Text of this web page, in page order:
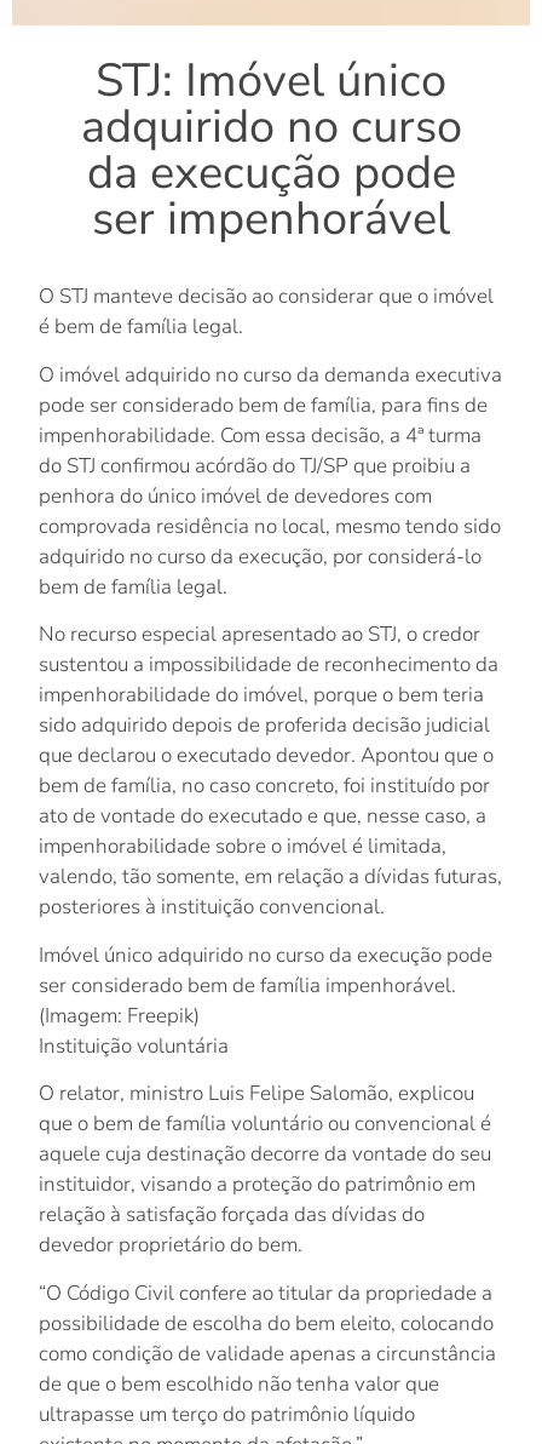
STJ: Imóvel único
adquirido no curso
da execução pode
ser impenhorável
O STJ manteve decisão ao considerar que o imóvel
é bem de família legal.
O imóvel adquirido no curso da demanda executiva
pode ser considerado bem de família, para fins de
impenhorabilidade. Com essa decisão, a 4ª turma
do STJ confirmou acórdão do TJ/SP que proibiu a
penhora do único imóvel de devedores com
comprovada residência no local, mesmo tendo sido
adquirido no curso da execução, por considerá-lo
bem de família legal.
No recurso especial apresentado ao STJ, o credor
sustentou a impossibilidade de reconhecimento da
impenhorabilidade do imóvel, porque o bem teria
sido adquirido depois de proferida decisão judicial
que declarou o executado devedor. Apontou que o
bem de família, no caso concreto, foi instituído por
ato de vontade do executado e que, nesse caso, a
impenhorabilidade sobre o imóvel é limitada,
valendo, tão somente, em relação a dívidas futuras,
posteriores à instituição convencional.
Imóvel único adquirido no curso da execução pode
ser considerado bem de família impenhorável.
(Imagem: Freepik)
Instituição voluntária
O relator, ministro Luis Felipe Salomão, explicou
que o bem de família voluntário ou convencional é
aquele cuja destinação decorre da vontade do seu
instituidor, visando a proteção do patrimônio em
relação à satisfação forçada das dívidas do
devedor proprietário do bem.
“O Código Civil confere ao titular da propriedade a
possibilidade de escolha do bem eleito, colocando
como condição de validade apenas a circunstância
de que o bem escolhido não tenha valor que
ultrapasse um terço do patrimônio líquido